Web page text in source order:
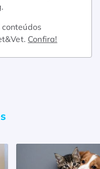
conteúdos
Confira!